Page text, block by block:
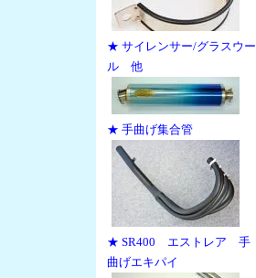
★ サイレンサー/グラスウー
ル 他
★ 手曲げ集合管
★ SR400 エストレア 手
曲げエキパイ